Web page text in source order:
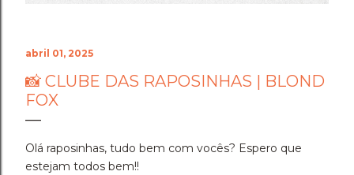
abril 01, 2025
📸 CLUBE DAS RAPOSINHAS | BLOND
FOX
Olá raposinhas, tudo bem com vocês? Espero que
estejam todos bem!!